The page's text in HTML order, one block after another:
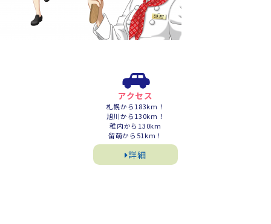
アクセス
札幌から183km！
旭川から130km！
稚内から130km
留萌から51km！
詳細